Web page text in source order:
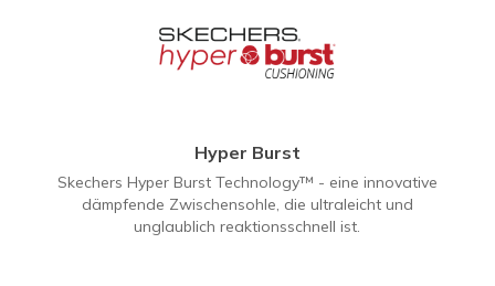
Hyper Burst
Skechers Hyper Burst Technology™ - eine innovative
dämpfende Zwischensohle, die ultraleicht und
unglaublich reaktionsschnell ist.